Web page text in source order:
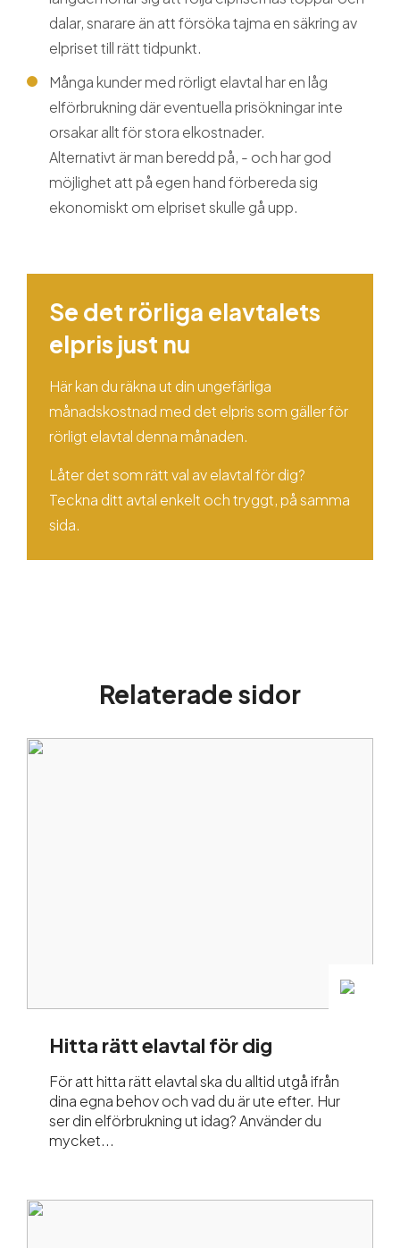
dalar, snarare än att försöka tajma en säkring av
elpriset till rätt tidpunkt.
Många kunder med rörligt elavtal har en låg
elförbrukning där eventuella prisökningar inte
orsakar allt för stora elkostnader.
Alternativt är man beredd på, - och har god
möjlighet att på egen hand förbereda sig
ekonomiskt om elpriset skulle gå upp.
Se det rörliga elavtalets
elpris just nu
Här kan du räkna ut din ungefärliga
månadskostnad med det elpris som gäller för
rörligt elavtal denna månaden.
Låter det som rätt val av elavtal för dig?
Teckna ditt avtal enkelt och tryggt, på samma
sida.
Relaterade sidor
Hitta rätt elavtal för dig
För att hitta rätt elavtal ska du alltid utgå ifrån
dina egna behov och vad du är ute efter. Hur
ser din elförbrukning ut idag? Använder du
mycket...